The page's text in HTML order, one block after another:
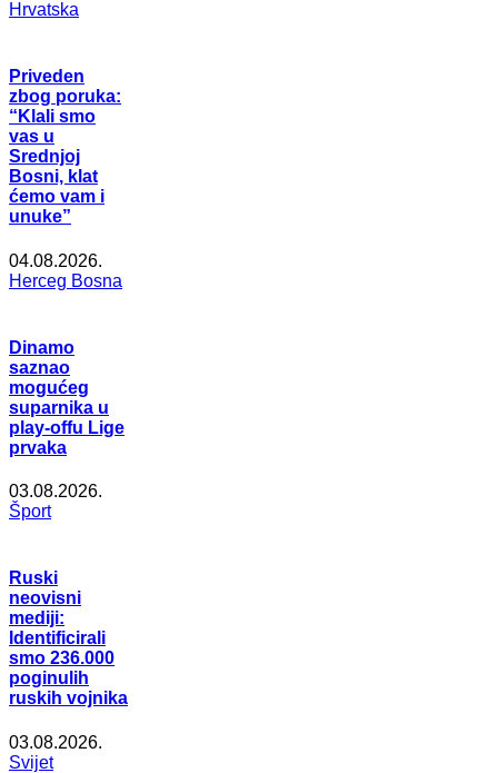
Hrvatska
Priveden
zbog poruka:
“Klali smo
vas u
Srednjoj
Bosni, klat
ćemo vam i
unuke”
04.08.2026.
Herceg Bosna
Dinamo
saznao
mogućeg
suparnika u
play-offu Lige
prvaka
03.08.2026.
Šport
Ruski
neovisni
mediji:
Identificirali
smo 236.000
poginulih
ruskih vojnika
03.08.2026.
Svijet